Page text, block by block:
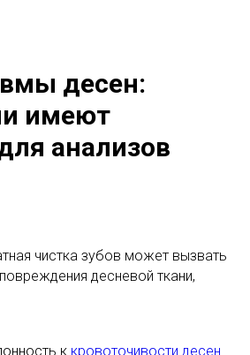
десен:
имеют
анализов
чистка зубов может вызвать
десневой ткани,
к кровоточивости десен